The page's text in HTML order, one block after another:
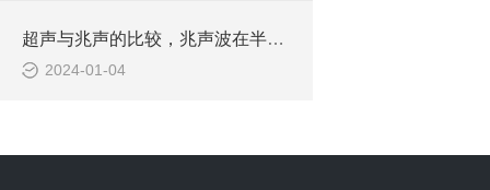
超声与兆声的比较，兆声波在半导体行业的应用
2024-01-04